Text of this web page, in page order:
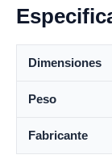
Dimensiones
Peso
Fabricante